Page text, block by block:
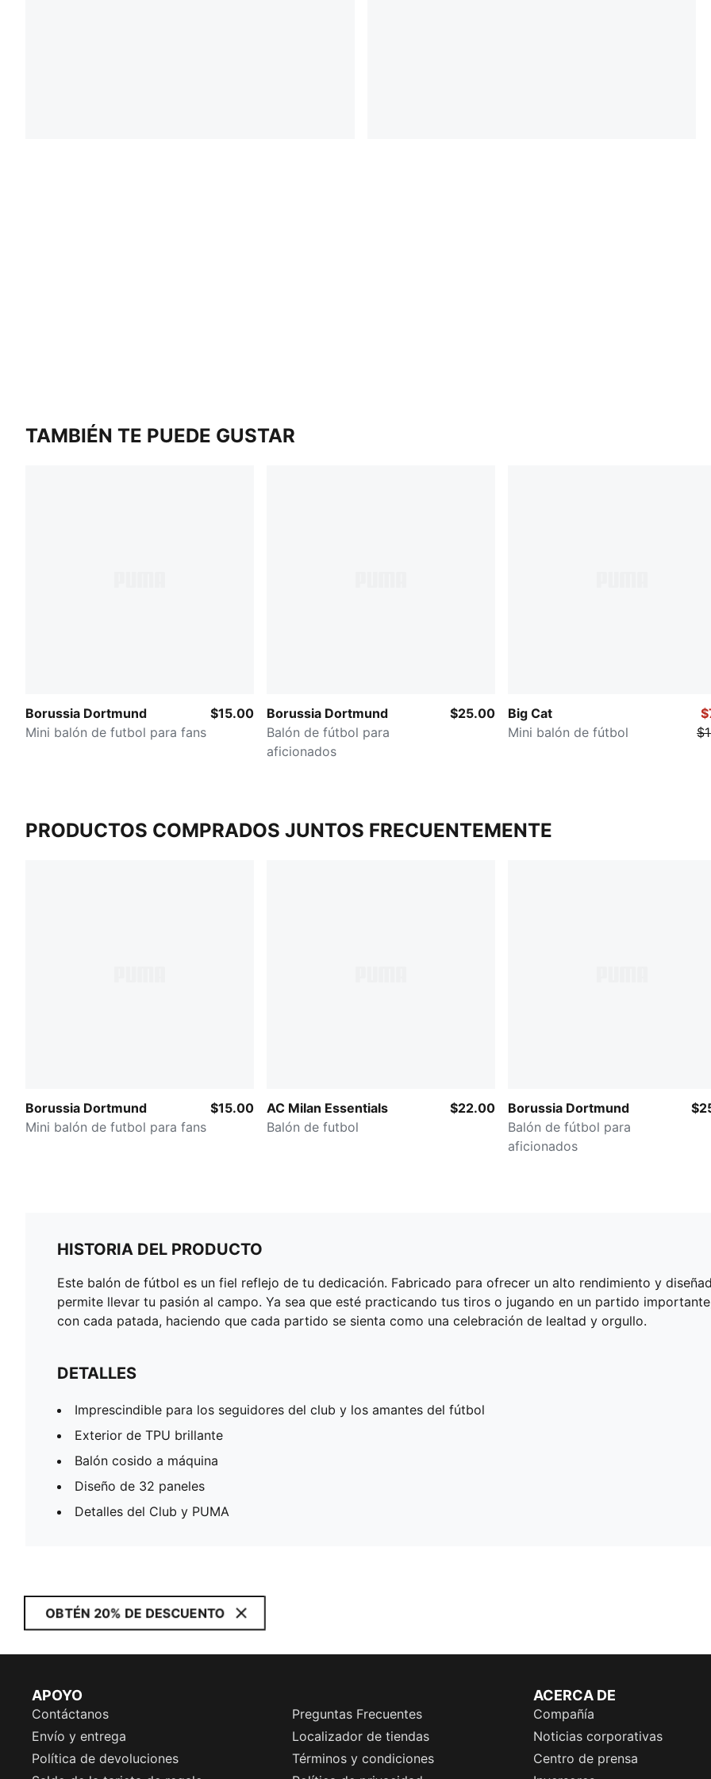
TAMBIÉN TE PUEDE GUSTAR
Borussia Dortmund
Mini balón de futbol para fans
$15.00
Borussia Dortmund
Balón de fútbol para
aficionados
$25.00
Big Cat
Mini balón de fútbol
PRODUCTOS COMPRADOS JUNTOS FRECUENTEMENTE
Borussia Dortmund
Mini balón de futbol para fans
$15.00
AC Milan Essentials
Balón de futbol
$22.00
Borussia Dortmund
Balón de fútbol para
aficionados
HISTORIA DEL PRODUCTO
Este balón de fútbol es un fiel reflejo de tu dedicación. Fabricado para ofrecer un alto rendimiento y
permite llevar tu pasión al campo. Ya sea que esté practicando tus tiros o jugando en un partido
con cada patada, haciendo que cada partido se sienta como una celebración de lealtad y orgullo.
DETALLES
Imprescindible para los seguidores del club y los amantes del fútbol
Exterior de TPU brillante
Balón cosido a máquina
Diseño de 32 paneles
Detalles del Club y PUMA
OBTÉN 20% DE DESCUENTO
APOYO
Contáctanos
Preguntas Frecuentes
Envío y entrega
Localizador de tiendas
Política de devoluciones
Términos y condiciones
ACERCA DE
Compañía
Noticias corporativas
Centro de prensa